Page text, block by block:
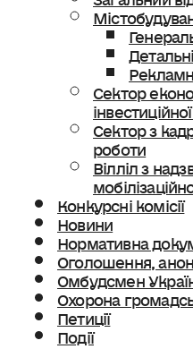
Сектор
Сектор з
роботи
Вілліл з
Конкурсні комісії
Новини
Нормативна
Оголошення,
Омбудсмен
Охорона
Петиції
Події